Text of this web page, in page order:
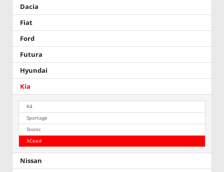
Dacia
Fiat
Ford
Futura
Hyundai
Kia
K4
Sportage
Stonic
XCeed
Nissan